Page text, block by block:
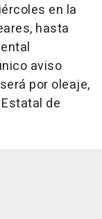
en la
hasta
aviso
por oleaje,
de